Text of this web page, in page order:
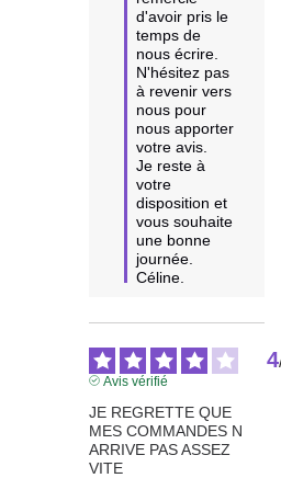
d'avoir pris le
temps de
nous écrire.
N'hésitez pas
à revenir vers
nous pour
nous apporter
votre avis.
Je reste à
votre
disposition et
vous souhaite
une bonne
journée.
Céline.
4
Avis vérifié
JE REGRETTE QUE
MES COMMANDES N
ARRIVE PAS ASSEZ
VITE